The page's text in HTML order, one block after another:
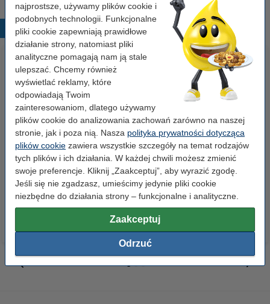
najprostsze, używamy plików cookie i
podobnych technologii. Funkcjonalne
pliki cookie zapewniają prawidłowe
działanie strony, natomiast pliki
analityczne pomagają nam ją stale
ulepszać. Chcemy również
wyświetlać reklamy, które
odpowiadają Twoim
zainteresowaniom, dlatego używamy
plików cookie do analizowania zachowań zarówno na naszej
stronie, jak i poza nią. Nasza polityka prywatności dotycząca
plików cookie zawiera wszystkie szczegóły na temat rodzajów
tych plików i ich działania. W każdej chwili możesz zmienić
swoje preferencje. Kliknij „Zaakceptuj”, aby wyrazić zgodę.
Jeśli się nie zgadzasz, umieścimy jedynie pliki cookie
niezbędne do działania strony – funkcjonalne i analityczne.
Zaakceptuj
Odrzuć
Popularne produkty
Etykiety wysyłkowe A6 (105 x
148 mm), 100 etykiet, 123drukuj
14,90 zł z VAT
Spinacze biurowe 33 mm
okrągłe (100 sztuk), 123drukuj
2,90 zł z VAT